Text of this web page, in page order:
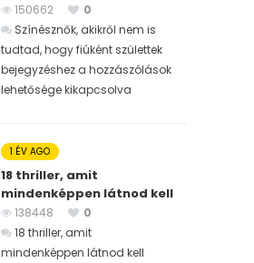
150662
0
Színésznők, akikről nem is
tudtad, hogy fiúként születtek
bejegyzéshez a hozzászólások
lehetősége kikapcsolva
1 ÉV AGO
18 thriller, amit
mindenképpen látnod kell
138448
0
18 thriller, amit
mindenképpen látnod kell